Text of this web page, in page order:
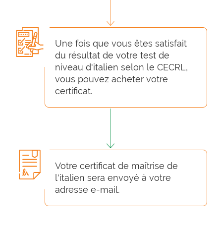
Une fois que vous êtes satisfait
du résultat de votre test de
niveau d'italien selon le CECRL,
vous pouvez acheter votre
certificat.
Votre certificat de maîtrise de
l'italien sera envoyé à votre
adresse e-mail.